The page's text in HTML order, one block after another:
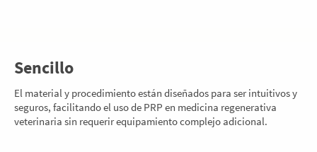
Sencillo
El material y procedimiento están diseñados para ser intuitivos y
seguros, facilitando el uso de PRP en medicina regenerativa
veterinaria sin requerir equipamiento complejo adicional.